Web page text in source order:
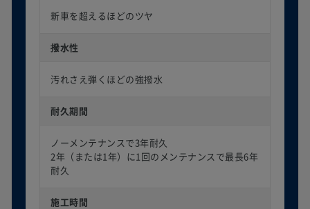
新車を超えるほどのツヤ
撥水性
汚れさえ弾くほどの強撥水
耐久期間
ノーメンテナンスで3年耐久
2年（または1年）に1回のメンテナンスで最長6年
耐久
施工時間